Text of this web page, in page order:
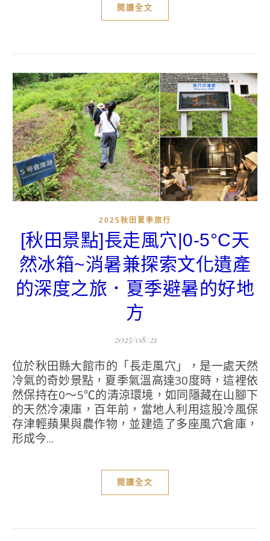
閱讀全文
2025秋田夏季旅行
[秋田景點]長走風穴|0-5°C天
然冰箱~消暑兼探索文化遺產
的深度之旅．夏季避暑的好地
方
2025/08/21
位於秋田縣大館市的「長走風穴」，是一處天然
冷氣的奇妙景點，夏季氣溫高達30度時，這裡依
然保持在0～5℃的清涼環境，如同隱藏在山腳下
的天然冷凍庫，百年前，當地人利用這股冷風保
存津輕蘋果與農作物，並建造了多座風穴倉庫，
形成今...
閱讀全文